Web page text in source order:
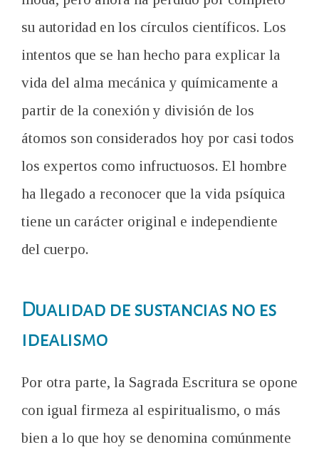
su autoridad en los círculos científicos. Los
intentos que se han hecho para explicar la
vida del alma mecánica y químicamente a
partir de la conexión y división de los
átomos son considerados hoy por casi todos
los expertos como infructuosos. El hombre
ha llegado a reconocer que la vida psíquica
tiene un carácter original e independiente
del cuerpo.
Dualidad de sustancias no es
idealismo
Por otra parte, la Sagrada Escritura se opone
con igual firmeza al espiritualismo, o más
bien a lo que hoy se denomina comúnmente